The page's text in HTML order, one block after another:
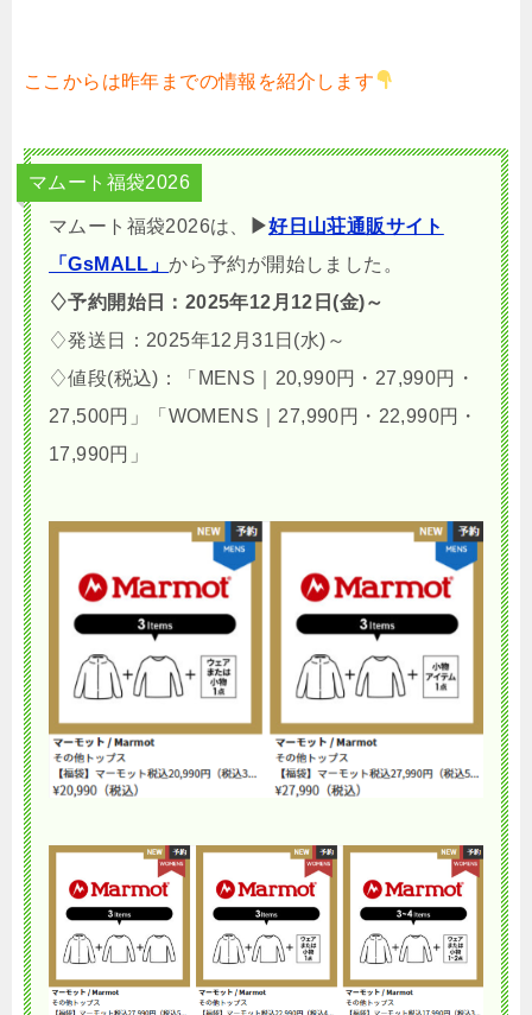
ここからは昨年までの情報を紹介します
マムート福袋2026
マムート福袋2026は、 ▶好日山荘通販サイト
「GsMALL」から予約が開始しました。
♢予約開始日：2025年12月12日(金)～
♢発送日：2025年12月31日(水)～
♢値段(税込)：「MENS｜20,990円・27,990円・
27,500円」「WOMENS｜27,990円・22,990円・
17,990円」